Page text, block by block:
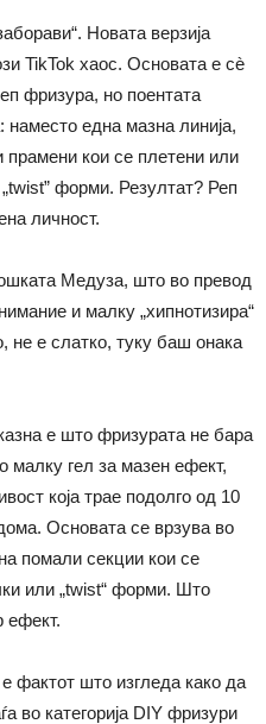
Новата верзија
TikTok хаос. Основата е сè
фризура, но поентата
една мазна линија,
прамени кои се плетени или
форми. Резултат? Реп
личност.
Медуза, што во превод
и малку „хипнотизира“
не е слатко, туку баш онака
е што фризурата не бара
гел за мазен ефект,
која трае подолго од 10
Основата се врзува во
помали секции кои се
или „twist“ форми. Што
ефект.
фактот што изгледа како да
во категорија DIY фризури